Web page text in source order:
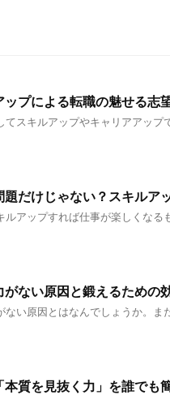
ップによる転職の魅せる志
てスキルアップやキャリアアップ
題だけじゃない？スキルア
ルアップすれば仕事が楽しくなる
がない原因と鍛えるための
ない原因とはなんでしょうか。ま
本質を見抜く力」を誰でも